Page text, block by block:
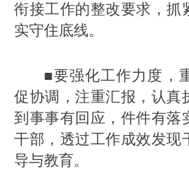
衔接工作的整改要求，抓
实守住底线。
■要强化工作力度，
促协调，注重汇报，认真
到事事有回应，件件有落
干部，透过工作成效发现
导与教育。